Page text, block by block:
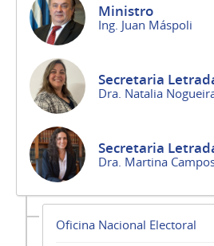
Ministro
Ing. Juan Máspoli
Secretaria
Dra. Natalia
Secretaria
Dra. Martina
Oficina Nacional Electoral